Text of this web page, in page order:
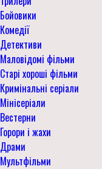
Бойовики
Комедії
Детективи
Маловідомі фільми
Старі хороші фільми
Кримінальні серіали
Мінісеріали
Вестерни
Горори і жахи
Драми
Мультфільми